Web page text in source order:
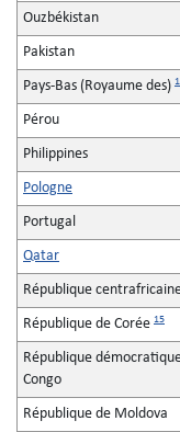
Ouzbékistan
Pakistan
Pays-Bas (Royaume des)
Pérou
Philippines
Pologne
Portugal
Qatar
République
République de Corée 15
République
Congo
République de Moldova